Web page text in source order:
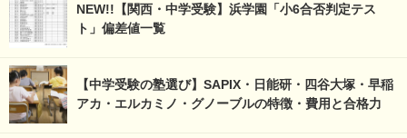
NEW!!【関西・中学受験】浜学園「小6合否判定テス
ト」偏差値一覧
【中学受験の塾選び】SAPIX・日能研・四谷大塚・早稲
アカ・エルカミノ・グノーブルの特徴・費用と合格力